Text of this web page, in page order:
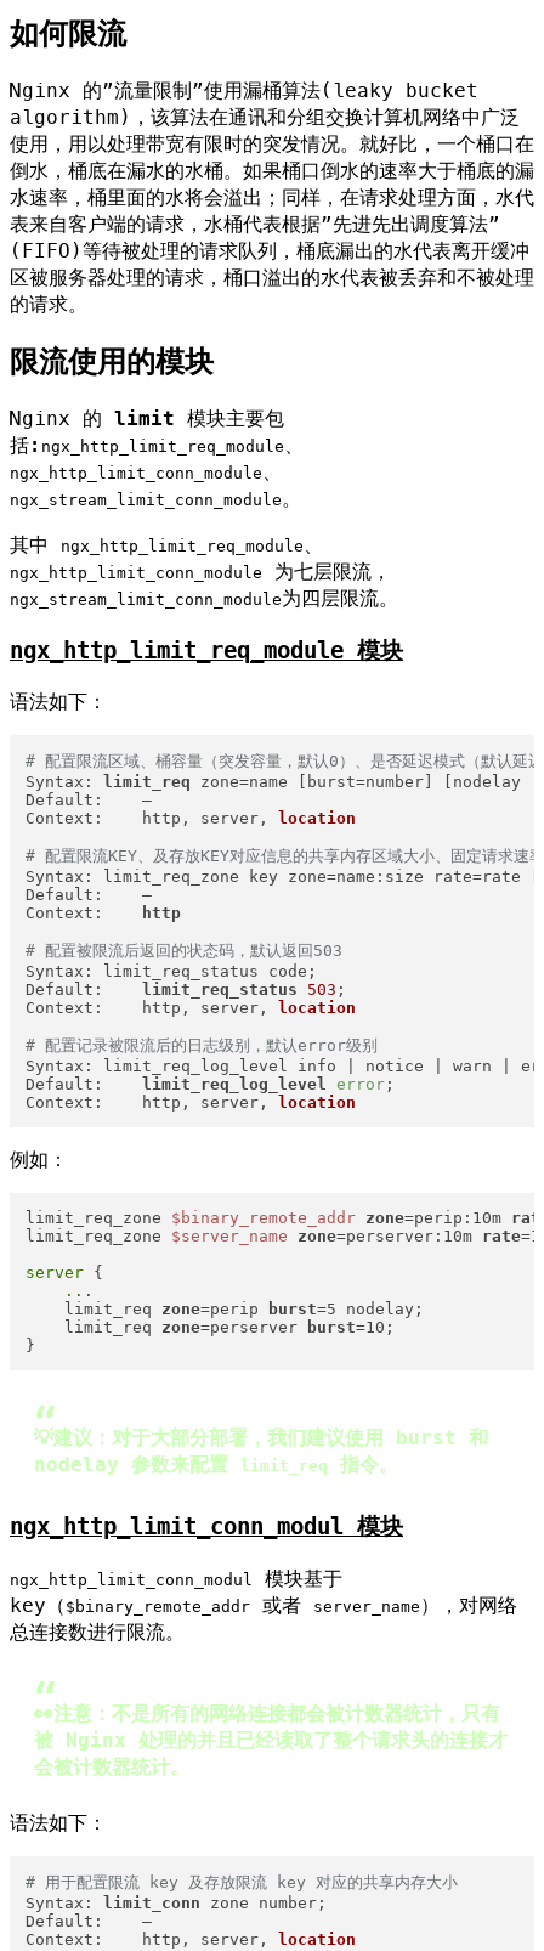
如何限流
Nginx 的”流量限制”使用漏桶算法(leaky bucket
algorithm)，该算法在通讯和分组交换计算机网络中广泛
使用，用以处理带宽有限时的突发情况。就好比，一个桶口在
倒水，桶底在漏水的水桶。如果桶口倒水的速率大于桶底的漏
水速率，桶里面的水将会溢出；同样，在请求处理方面，水代
表来自客户端的请求，水桶代表根据”先进先出调度算法”
(FIFO)等待被处理的请求队列，桶底漏出的水代表离开缓冲
区被服务器处理的请求，桶口溢出的水代表被丢弃和不被处理
的请求。
限流使用的模块
Nginx 的 limit 模块主要包
括: ngx_http_limit_req_module 、
ngx_http_limit_conn_module 、
ngx_stream_limit_conn_module。
其中
ngx_http_limit_req_module 、
ngx_http_limit_conn_module 为七层限流，
ngx_stream_limit_conn_module为四层限流。
ngx_http_limit_req_module 模块
语法如下：
# 配置限流区域、桶容量（突发容量，默认0）、是否延迟模式（默认延
Syntax:
limit_req zone=name [burst=number] [nodelay
Default:    —
Context:    http, server,
location
# 配置限流KEY、及存放KEY对应信息的共享内存区域大小、固定请
Syntax: limit_req_zone key zone=name:size rate=rate
Default:    —
Context:
http
# 配置被限流后返回的状态码，默认返回503
Syntax: limit_req_status code;
Default:
limit_req_status 503 ;
Context:    http, server,
location
# 配置记录被限流后的日志级别，默认error级别
Syntax: limit_req_log_level info | notice | warn |
Default:
limit_req_log_level error ;
Context:    http, server,
location
例如：
limit_req_zone $binary_remote_addr zone=perip:10m
limit_req_zone $server_name zone=perserver:10m rate
server {
.. .
limit_req zone=perip burst=5 nodelay;
limit_req zone=perserver burst=10;
}
💡建议：对于大部分部署，我们建议使用 burst 和
nodelay 参数来配置
limit_req 指令。
ngx_http_limit_conn_modul 模块
ngx_http_limit_conn_modul
模块基于
key（ $binary_remote_addr 或者 server_name ），对网络
总连接数进行限流。
👀注意：不是所有的网络连接都会被计数器统计，只有
被 Nginx 处理的并且已经读取了整个请求头的连接才
会被计数器统计。
语法如下：
# 用于配置限流 key 及存放限流 key 对应的共享内存大小
Syntax:
limit_conn zone number;
Default:    —
Context:    http, server,
location